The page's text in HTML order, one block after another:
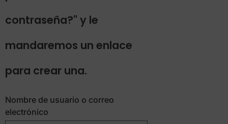
contraseña?" y le
mandaremos un enlace
para crear una.
Nombre de usuario o correo
electrónico